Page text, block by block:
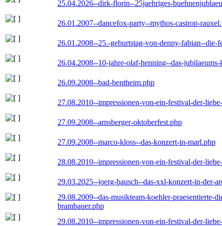
25.04.2026--dirk-florin--25jaehriges-
26.01.2007--dancefox-party--mythos-castrop-
26.01.2008--25.-geburtstag-von-denny-fabian--die-
26.04.2008--10-jahre-olaf-henning--das-
26.09.2008--bad-bentheim.php
27.08.2010--impressionen-von-ein-festival-der-
27.09.2008--arnsberger-oktoberfest.php
27.09.2008--marco-kloss--das-konzert-in-marl.php
28.08.2010--impressionen-von-ein-festival-der-
29.03.2025--joerg-bausch--das-xxl-konzert-in-der-
29.08.2009--das-musikteam-koehler-praesentierte-
brambauer.php
29.08.2010--impressionen-von-ein-festival-der-